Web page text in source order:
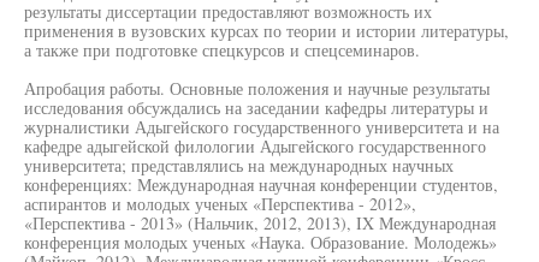
результаты диссертации предоставляют возможность их
применения в вузовских курсах по теории и истории литературы,
а также при подготовке спецкурсов и спецсеминаров.
Апробация работы. Основные положения и научные результаты
исследования обсуждались на заседании кафедры литературы и
журналистики Адыгейского государственного университета и на
кафедре адыгейской филологии Адыгейского государственного
университета; представлялись на международных научных
конференциях: Международная научная конференции студентов,
аспирантов и молодых ученых «Перспектива - 2012»,
«Перспектива - 2013» (Нальчик, 2012, 2013), IX Международная
конференция молодых ученых «Наука. Образование. Молодежь»